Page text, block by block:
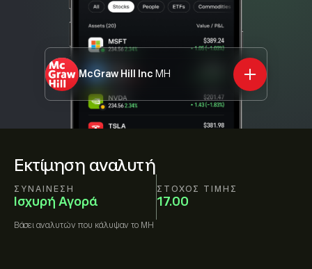
Εκτίμηση αναλυτή
ΣΥΝΑΊΝΕΣΗ
Ισχυρή Αγορά
ΣΤΌΧΟΣ ΤΙΜΉΣ
17.00
Βάσει αναλυτών που κάλυψαν το MH
McGraw Hill Inc MH